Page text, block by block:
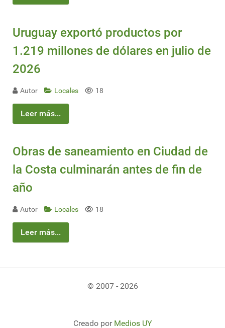
Uruguay exportó productos por
1.219 millones de dólares en julio de
2026
Autor Locales 18
Leer más...
Obras de saneamiento en Ciudad de
la Costa culminarán antes de fin de
año
Autor Locales 18
Leer más...
© 2007 - 2026
Creado por Medios UY